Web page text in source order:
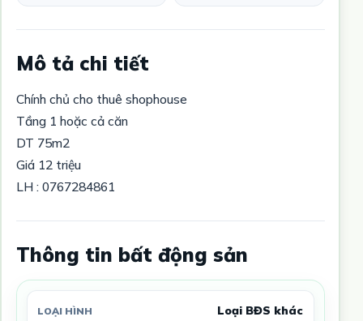
Mô tả chi tiết
Chính chủ cho thuê shophouse
Tầng 1 hoặc cả căn
DT 75m2
Giá 12 triệu
LH : 0767284861
Thông tin bất động sản
LOẠI HÌNH Loại BĐS khác